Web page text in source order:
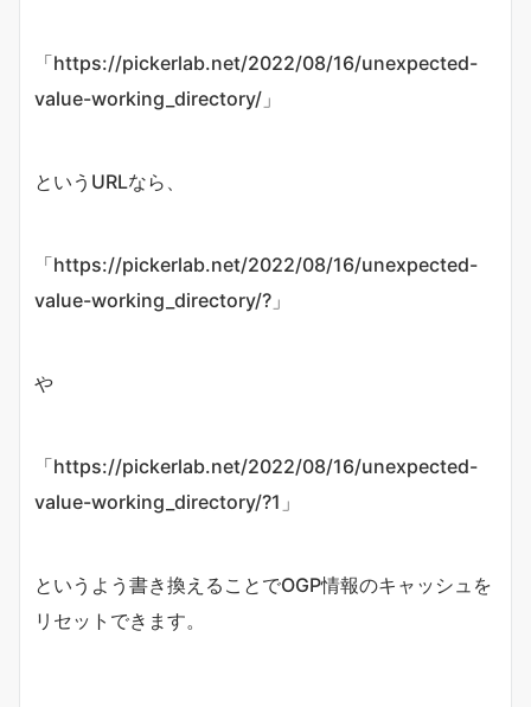
「https://pickerlab.net/2022/08/16/unexpected-
value-working_directory/」
というURLなら、
「https://pickerlab.net/2022/08/16/unexpected-
value-working_directory/?」
や
「https://pickerlab.net/2022/08/16/unexpected-
value-working_directory/?1」
というよう書き換えることでOGP情報のキャッシュを
リセットできます。